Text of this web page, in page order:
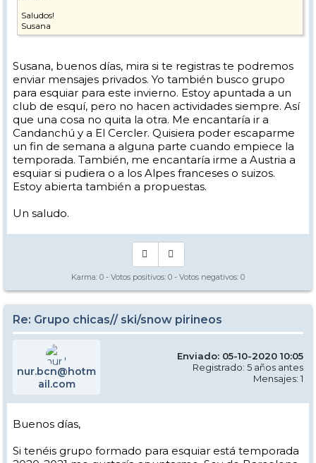
Saludos!
Susana
Susana, buenos días, mira si te registras te podremos
enviar mensajes privados. Yo también busco grupo
para esquiar para este invierno. Estoy apuntada a un
club de esquí, pero no hacen actividades siempre. Así
que una cosa no quita la otra. Me encantaría ir a
Candanchú y a El Cercler. Quisiera poder escaparme
un fin de semana a alguna parte cuando empiece la
temporada. También, me encantaría irme a Austria a
esquiar si pudiera o a los Alpes franceses o suizos.
Estoy abierta también a propuestas.
Un saludo.
Karma: 0 - Votos positivos: 0 - Votos negativos: 0
Re: Grupo chicas// ski/snow pirineos
nur.bcn@hotm
ail.com
Enviado: 05-10-2020 10:05
Registrado: 5 años antes
Mensajes: 1
Buenos días,
Si tenéis grupo formado para esquiar está temporada